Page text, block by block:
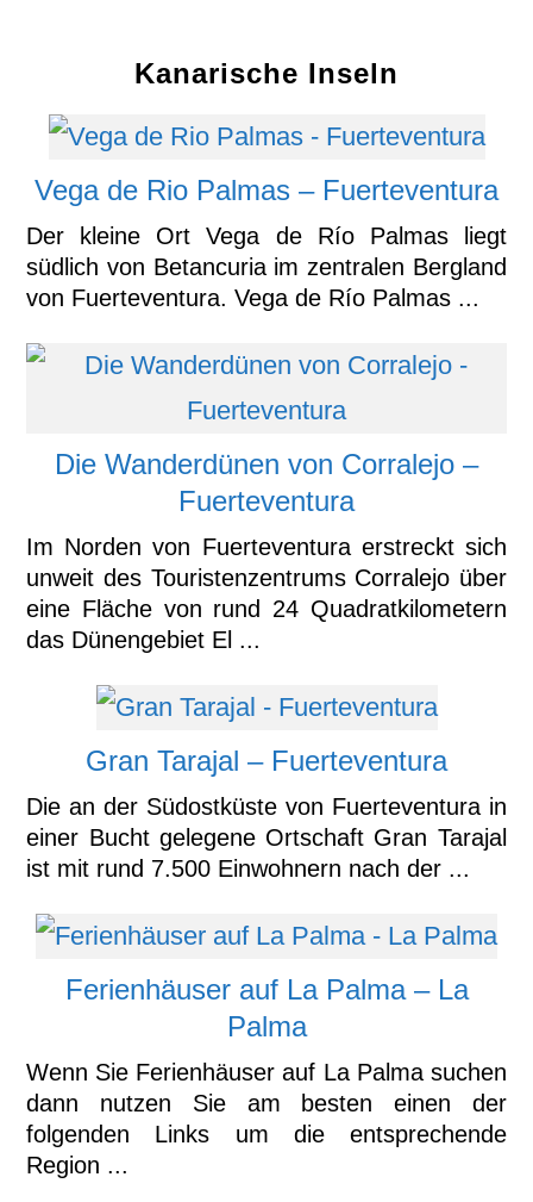
Kanarische Inseln
Vega de Rio Palmas – Fuerteventura
Der kleine Ort Vega de Río Palmas liegt
südlich von Betancuria im zentralen Bergland
von Fuerteventura. Vega de Río Palmas ...
Die Wanderdünen von Corralejo –
Fuerteventura
Im Norden von Fuerteventura erstreckt sich
unweit des Touristenzentrums Corralejo über
eine Fläche von rund 24 Quadratkilometern
das Dünengebiet El ...
Gran Tarajal – Fuerteventura
Die an der Südostküste von Fuerteventura in
einer Bucht gelegene Ortschaft Gran Tarajal
ist mit rund 7.500 Einwohnern nach der ...
Ferienhäuser auf La Palma – La
Palma
Wenn Sie Ferienhäuser auf La Palma suchen
dann nutzen Sie am besten einen der
folgenden Links um die entsprechende
Region ...